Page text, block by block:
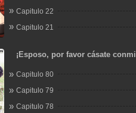
Capitulo 22
Capitulo 21
¡Esposo, por favor cásate
Capitulo 80
Capitulo 79
Capitulo 78